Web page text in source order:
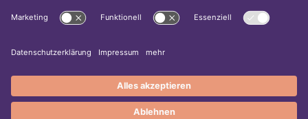
Diese Internet-Seite gehört zu den
5.000 besten Surftipps im Web-